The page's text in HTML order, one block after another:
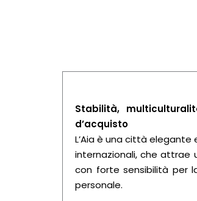
Stabilità,
d’acquisto
L’Aia è una città elegante
internazionali, che attrae
con forte sensibilità per
personale.